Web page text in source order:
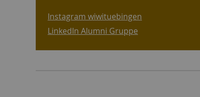
Instagram wiwituebingen
LinkedIn Alumni Gruppe